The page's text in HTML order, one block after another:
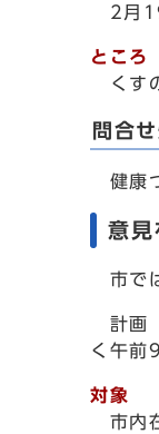
2月
ところ
くす
問合
健康
意見
市で
計画
く午前
対象
市内